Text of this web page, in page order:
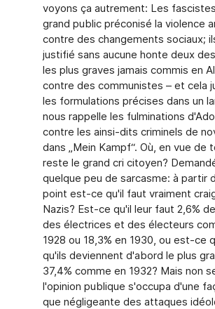
voyons ça autrement: Les
grand public préconisé la violence
contre des changements sociaux;
justifié sans aucune honte deux
les plus graves jamais commis en
contre des communistes – et cela
les formulations précises dans un
nous rappelle les fulminations
contre les ainsi-dits criminels de
dans „Mein Kampf“. Où, en vue de
reste le grand cri citoyen?
quelque peu de sarcasme: à partir
point est-ce qu'il faut vraiment
Nazis? Est-ce qu'il leur faut 2,6%
des électrices et des électeurs
1928 ou 18,3% en 1930, ou est-ce
qu'ils deviennent d'abord le plus
37,4% comme en 1932? Mais non
l'opinion publique s'occupa d'une
que négligeante des attaques